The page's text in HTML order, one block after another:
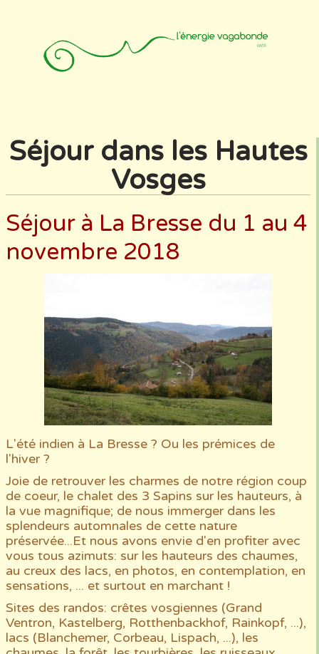
Animateurs
Contact
Séjour dans les Hautes
Vosges
Séjour à La Bresse du 1 au 4
novembre 2018
L'été indien à La Bresse ? Ou les prémices de
l'hiver ?
Joie de retrouver les charmes de notre région coup
de coeur, le chalet des 3 Sapins sur les hauteurs, à
la vue magnifique; de nous immerger dans les
splendeurs automnales de cette nature
préservée...Et nous avons envie d'en profiter avec
vous tous azimuts: sur les hauteurs des chaumes,
au creux des lacs, en photos, en contemplation, en
sensations, ... et surtout en marchant !
Sites des randos: crêtes vosgiennes (Grand
Ventron, Kastelberg, Rotthenbackhof, Rainkopf, ...),
lacs (Blanchemer, Corbeau, Lispach, ...), les